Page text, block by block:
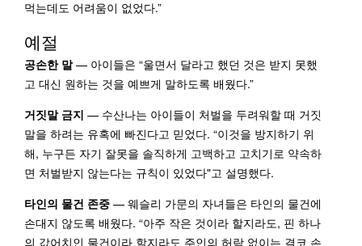
먹는데도 어려움이 없었다.”
예절
공손한 말— 아이들은 “울면서 달라고 했던 것은 받지 못했
고 대신 원하는 것을 예쁘게 말하도록 배웠다.”
거짓말 금지 — 수산나는 아이들이 처벌을 두려워할 때 거짓
말을 하려는 유혹에 빠진다고 믿었다. “이것을 방지하기 위
해, 누구든 자기 잘못을 솔직하게 고백하고 고치기로 약속하
면 처벌받지 않는다는 규칙이 있었다"고 설명했다.
타인의 물건 존중 — 웨슬리 가문의 자녀들은 타인의 물건에
손대지 않도록 배웠다. “아주 작은 것이라 할지라도, 핀 하나
의 값어치인 물건이라 할지라도 주인의 허락 없이는 결코 손